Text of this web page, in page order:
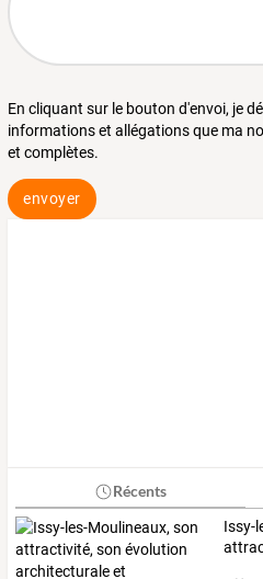
En cliquant sur le bouton d'envoi, je
informations et allégations que ma
et complètes.
envoyer
Récents
Issy-